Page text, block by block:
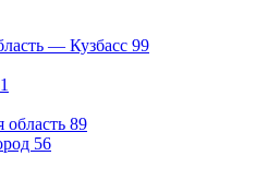
— Кузбасс 99
область 89
56